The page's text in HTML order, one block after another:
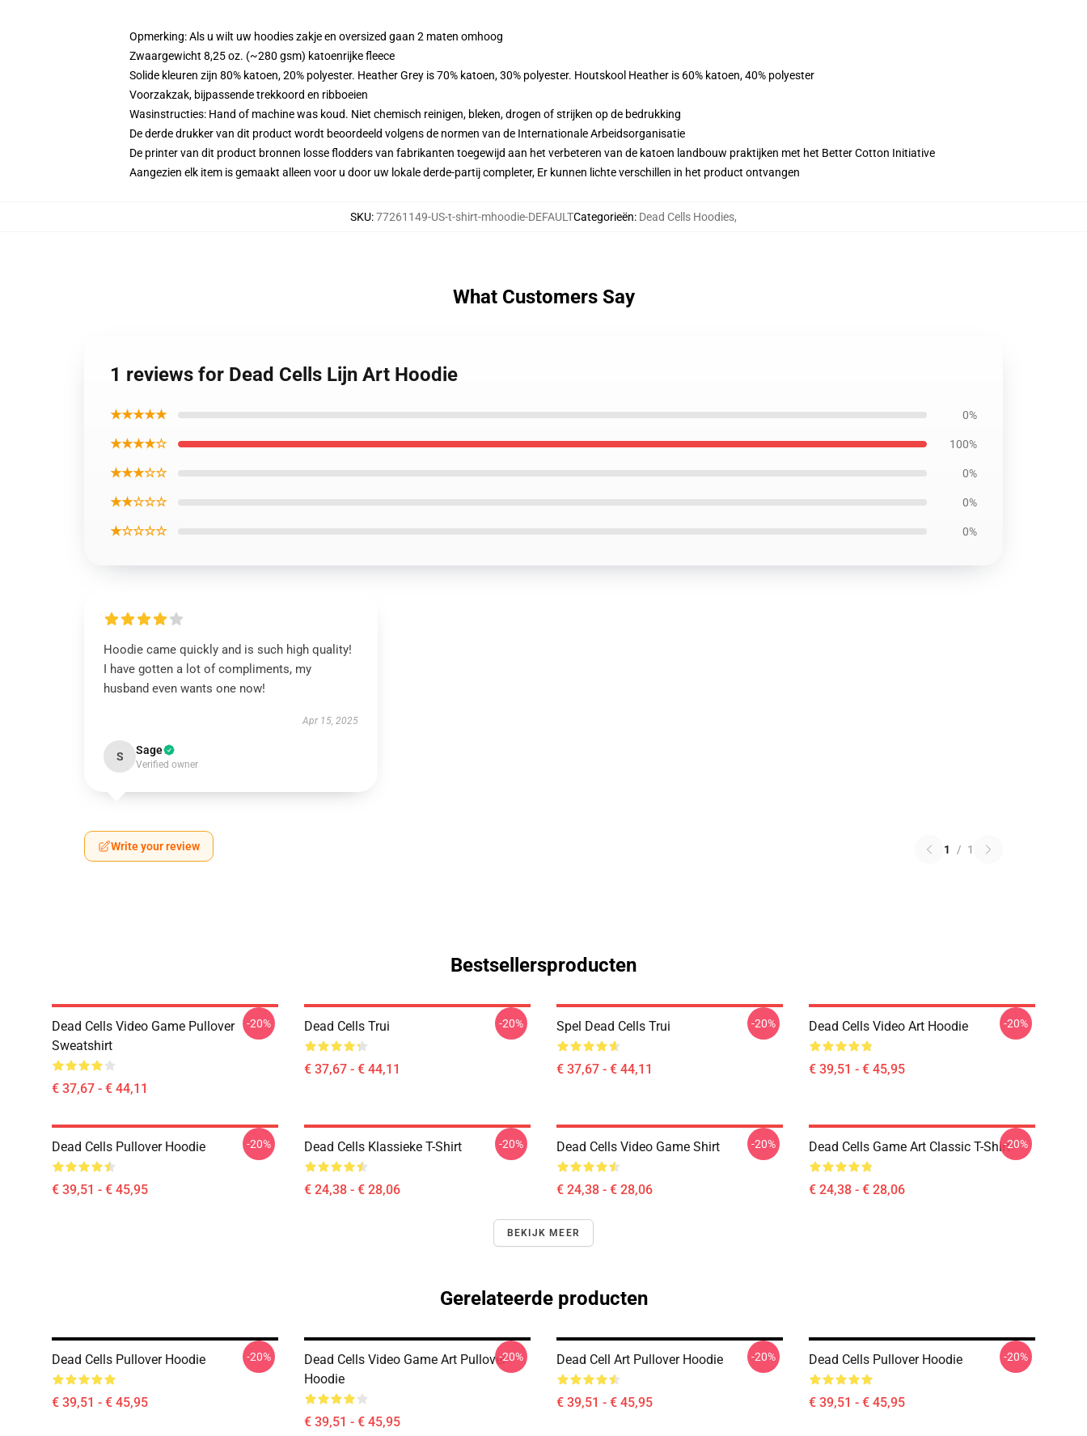
Opmerking: Als u wilt uw hoodies zakje en oversized gaan 2 maten omhoog
Zwaargewicht 8,25 oz. (~280 gsm) katoenrijke fleece
Solide kleuren zijn 80% katoen, 20% polyester. Heather Grey is 70% katoen, 30% polyester. Houtskool Heather is 60% katoen, 40% polyester
Voorzakzak, bijpassende trekkoord en ribboeien
Wasinstructies: Hand of machine was koud. Niet chemisch reinigen, bleken, drogen of strijken op de bedrukking
De derde drukker van dit product wordt beoordeeld volgens de normen van de Internationale Arbeidsorganisatie
De printer van dit product bronnen losse flodders van fabrikanten toegewijd aan het verbeteren van de katoen landbouw praktijken met het Better Cotton Initiative
Aangezien elk item is gemaakt alleen voor u door uw lokale derde-partij completer, Er kunnen lichte verschillen in het product ontvangen
SKU:77261149-US-t-shirt-mhoodie-DEFAULTCategorieën: Dead Cells Hoodies,
What Customers Say
1 reviews for Dead Cells Lijn Art Hoodie
★★★★★ 0%
★★★★☆ 100%
★★★☆☆ 0%
★★☆☆☆ 0%
★☆☆☆☆ 0%
Hoodie came quickly and is such high quality!
I have gotten a lot of compliments, my
husband even wants one now!
Apr 15, 2025
S Sage
Verified owner
Write your review 1 / 1
Bestsellersproducten
Dead Cells Video Game Pullover
Sweatshirt
€ 37,67 - € 44,11
-20% Dead Cells Trui
€ 37,67 - € 44,11
-20% Spel Dead Cells Trui
€ 37,67 - € 44,11
-20% Dead Cells Video Art Hoodie
€ 39,51 - € 45,95
-20%
Dead Cells Pullover Hoodie
€ 39,51 - € 45,95
-20% Dead Cells Klassieke T-Shirt
€ 24,38 - € 28,06
-20% Dead Cells Video Game Shirt
€ 24,38 - € 28,06
-20% Dead Cells Game Art Classic T-Shirt
€ 24,38 - € 28,06
-20%
BEKIJK MEER
Gerelateerde producten
Dead Cells Pullover Hoodie
€ 39,51 - € 45,95
-20%
Dead Cells Video Game Art Pullover
Hoodie
€ 39,51 - € 45,95
-20% Dead Cell Art Pullover Hoodie
€ 39,51 - € 45,95
-20% Dead Cells Pullover Hoodie
€ 39,51 - € 45,95
-20%